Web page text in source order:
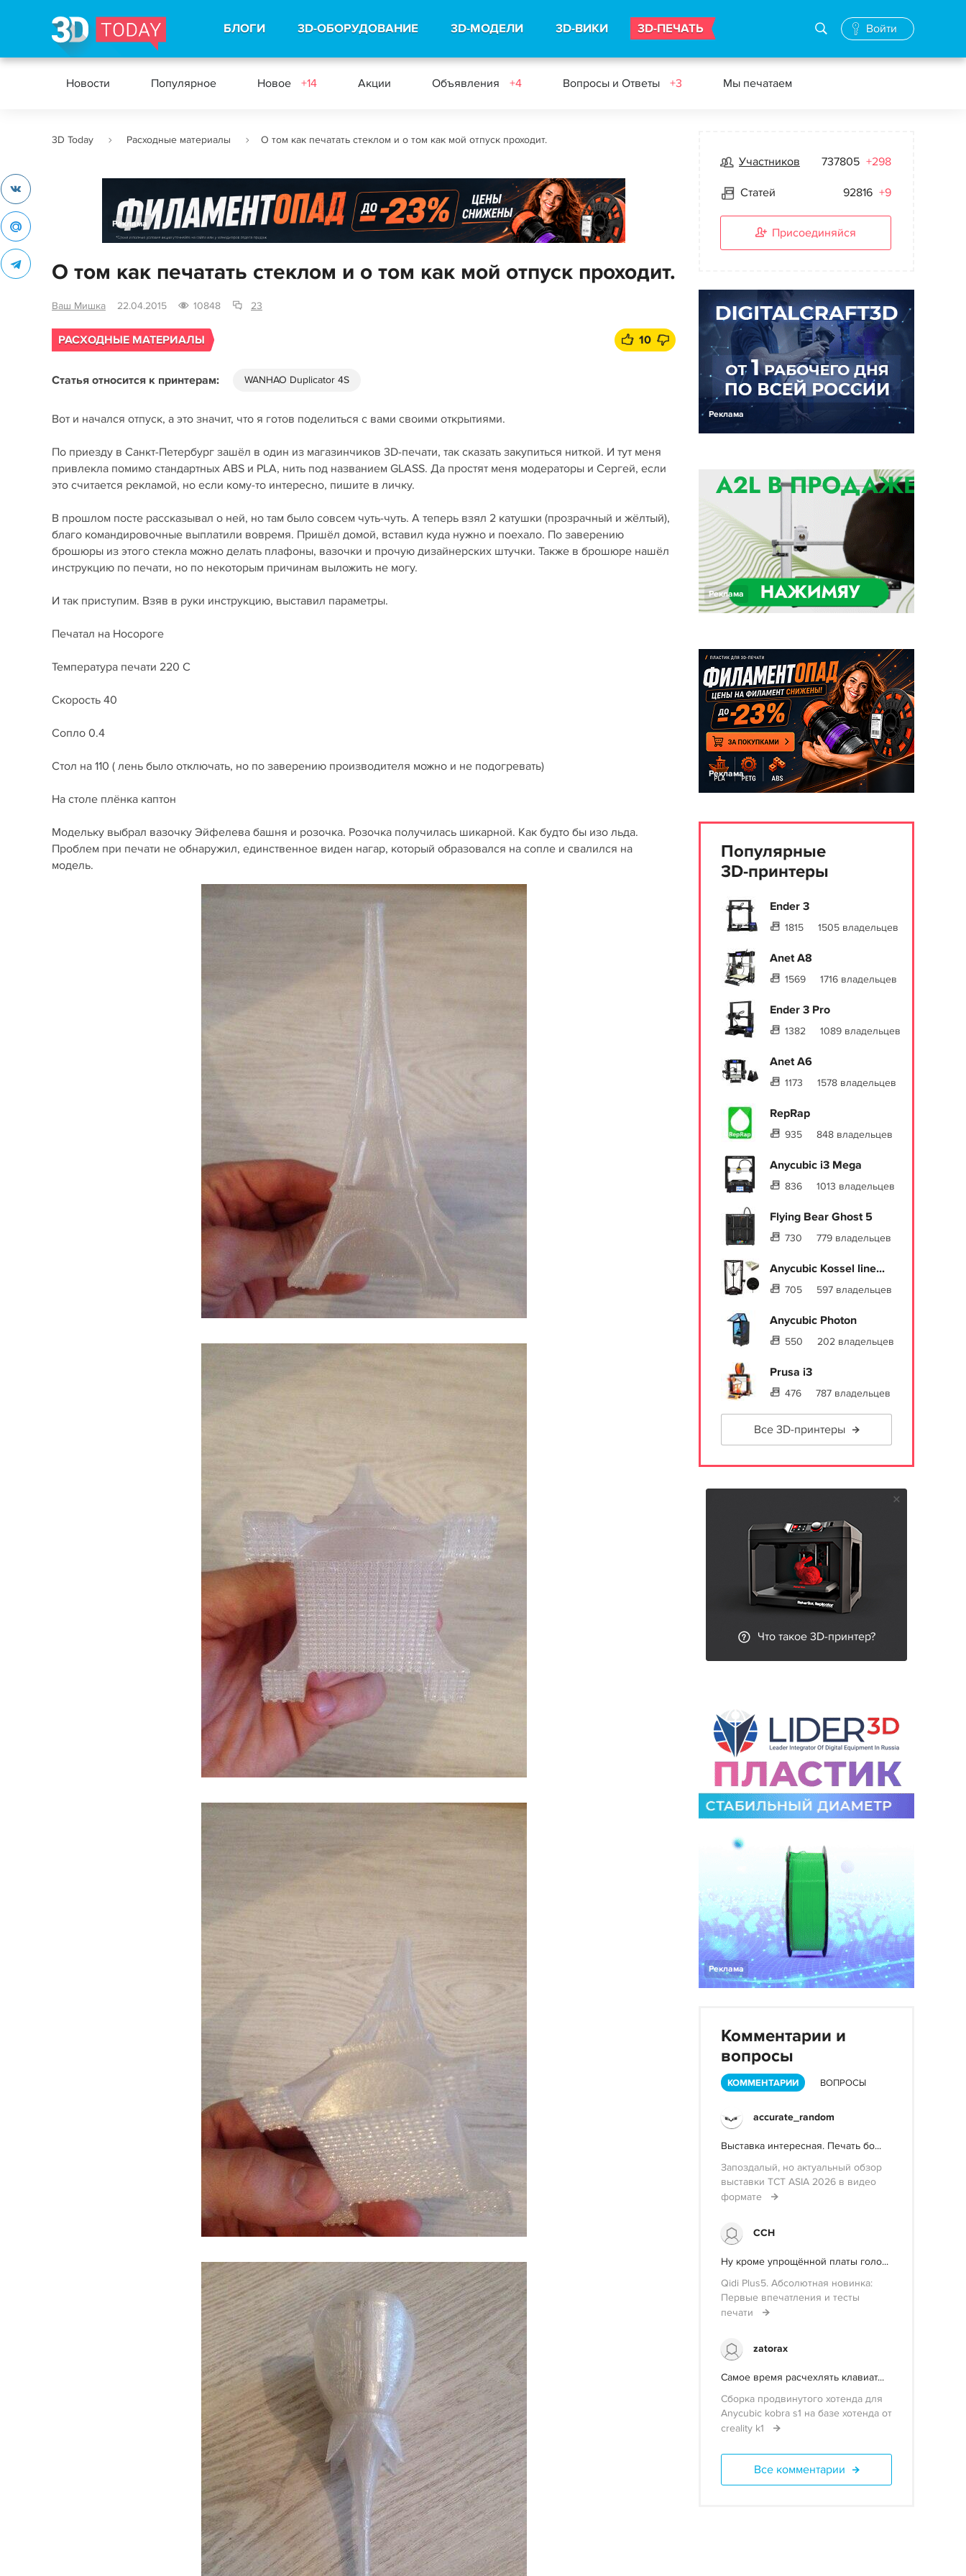
БЛОГИ 3D-ОБОРУДОВАНИЕ 3D-МОДЕЛИ 3D-ВИКИ 3D-ПЕЧАТЬ Войти
Новости Популярное Новое +14 Акции Объявления +4 Вопросы и Ответы +3 Мы печатаем
3D Today Расходные материалы О том как печатать стеклом и о том как мой отпуск проходит.
Реклама
О том как печатать стеклом и о том как мой отпуск проходит.
Ваш Мишка 22.04.2015 10848 23
РАСХОДНЫЕ МАТЕРИАЛЫ 10
Статья относится к принтерам: WANHAO Duplicator 4S
Вот и начался отпуск, а это значит, что я готов поделиться с вами своими открытиями.
По приезду в Санкт-Петербург зашёл в один из магазинчиков 3D-печати, так сказать закупиться ниткой. И тут меня
привлекла помимо стандартных ABS и PLA, нить под названием GLASS. Да простят меня модераторы и Сергей, если
это считается рекламой, но если кому-то интересно, пишите в личку.
В прошлом посте рассказывал о ней, но там было совсем чуть-чуть. А теперь взял 2 катушки (прозрачный и жёлтый),
благо командировочные выплатили вовремя. Пришёл домой, вставил куда нужно и поехало. По заверению
брошюры из этого стекла можно делать плафоны, вазочки и прочую дизайнерских штучки. Также в брошюре нашёл
инструкцию по печати, но по некоторым причинам выложить не могу.
И так приступим. Взяв в руки инструкцию, выставил параметры.
Печатал на Носороге
Температура печати 220 С
Скорость 40
Сопло 0.4
Стол на 110 ( лень было отключать, но по заверению производителя можно и не подогревать)
На столе плёнка каптон
Модельку выбрал вазочку Эйфелева башня и розочка. Розочка получилась шикарной. Как будто бы изо льда.
Проблем при печати не обнаружил, единственное виден нагар, который образовался на сопле и свалился на
модель.
Участников 737805 +298
Статей 92816 +9
Присоединяйся
Реклама
Реклама
Реклама
Популярные
3D-принтеры
Ender 3
1815 1505 владельцев
Anet A8
1569 1716 владельцев
Ender 3 Pro
1382 1089 владельцев
Anet A6
1173 1578 владельцев
RepRap
935 848 владельцев
Anycubic i3 Mega
836 1013 владельцев
Flying Bear Ghost 5
730 779 владельцев
Anycubic Kossel line...
705 597 владельцев
Anycubic Photon
550 202 владельцев
Prusa i3
476 787 владельцев
Все 3D-принтеры
Что такое 3D-принтер?
Реклама
Комментарии и
вопросы
КОММЕНТАРИИ ВОПРОСЫ
accurate_random
Выставка интересная. Печать бо...
Запоздалый, но актуальный обзор
выставки TCT ASIA 2026 в видео
формате
ССН
Ну кроме упрощённой платы голо...
Qidi Plus5. Абсолютная новинка:
Первые впечатления и тесты
печати
zatorax
Самое время расчехлять клавиат...
Сборка продвинутого хотенда для
Anycubic kobra s1 на базе хотенда от
creality k1
Все комментарии